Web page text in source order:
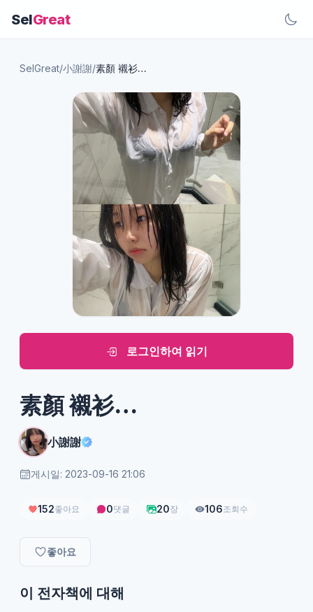
SelGreat
SelGreat/小謝謝/素顏 襯衫…
로그인하여 읽기
素顏 襯衫…
小謝謝
게시일: 2023-09-16 21:06
152좋아요 0댓글 20장 106조회수
좋아요
이 전자책에 대해